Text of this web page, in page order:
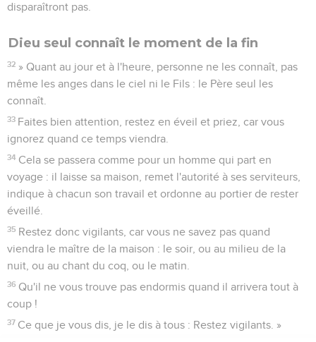
disparaîtront pas.
Dieu seul connaît le moment de la fin
32 » Quant au jour et à l'heure, personne ne les connaît, pas
même les anges dans le ciel ni le Fils : le Père seul les
connaît.
33 Faites bien attention, restez en éveil et priez, car vous
ignorez quand ce temps viendra.
34 Cela se passera comme pour un homme qui part en
voyage : il laisse sa maison, remet l'autorité à ses serviteurs,
indique à chacun son travail et ordonne au portier de rester
éveillé.
35 Restez donc vigilants, car vous ne savez pas quand
viendra le maître de la maison : le soir, ou au milieu de la
nuit, ou au chant du coq, ou le matin.
36 Qu'il ne vous trouve pas endormis quand il arrivera tout à
coup !
37 Ce que je vous dis, je le dis à tous : Restez vigilants. »